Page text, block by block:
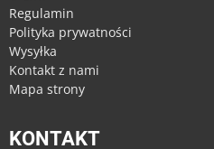
Regulamin
Polityka prywatności
Wysyłka
Kontakt z nami
Mapa strony
KONTAKT